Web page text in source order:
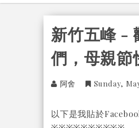
新竹五峰 -
們，母親節
阿舍 Sunday,
以下是我貼於